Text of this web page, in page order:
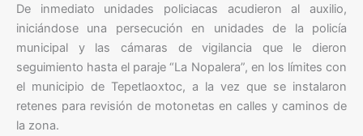
De inmediato unidades policiacas acudieron al auxilio,
iniciándose una persecución en unidades de la policía
municipal y las cámaras de vigilancia que le dieron
seguimiento hasta el paraje “La Nopalera”, en los límites con
el municipio de Tepetlaoxtoc, a la vez que se instalaron
retenes para revisión de motonetas en calles y caminos de
la zona.